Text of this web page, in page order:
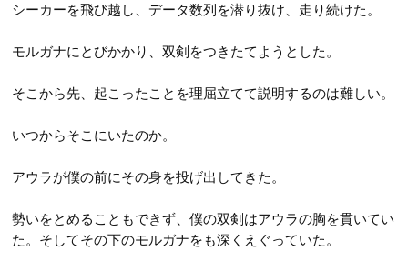
シーカーを飛び越し、データ数列を潜り抜け、走り続けた。
モルガナにとびかかり、双剣をつきたてようとした。
そこから先、起こったことを理屈立てて説明するのは難しい。
いつからそこにいたのか。
アウラが僕の前にその身を投げ出してきた。
勢いをとめることもできず、僕の双剣はアウラの胸を貫いてい
た。そしてその下のモルガナをも深くえぐっていた。